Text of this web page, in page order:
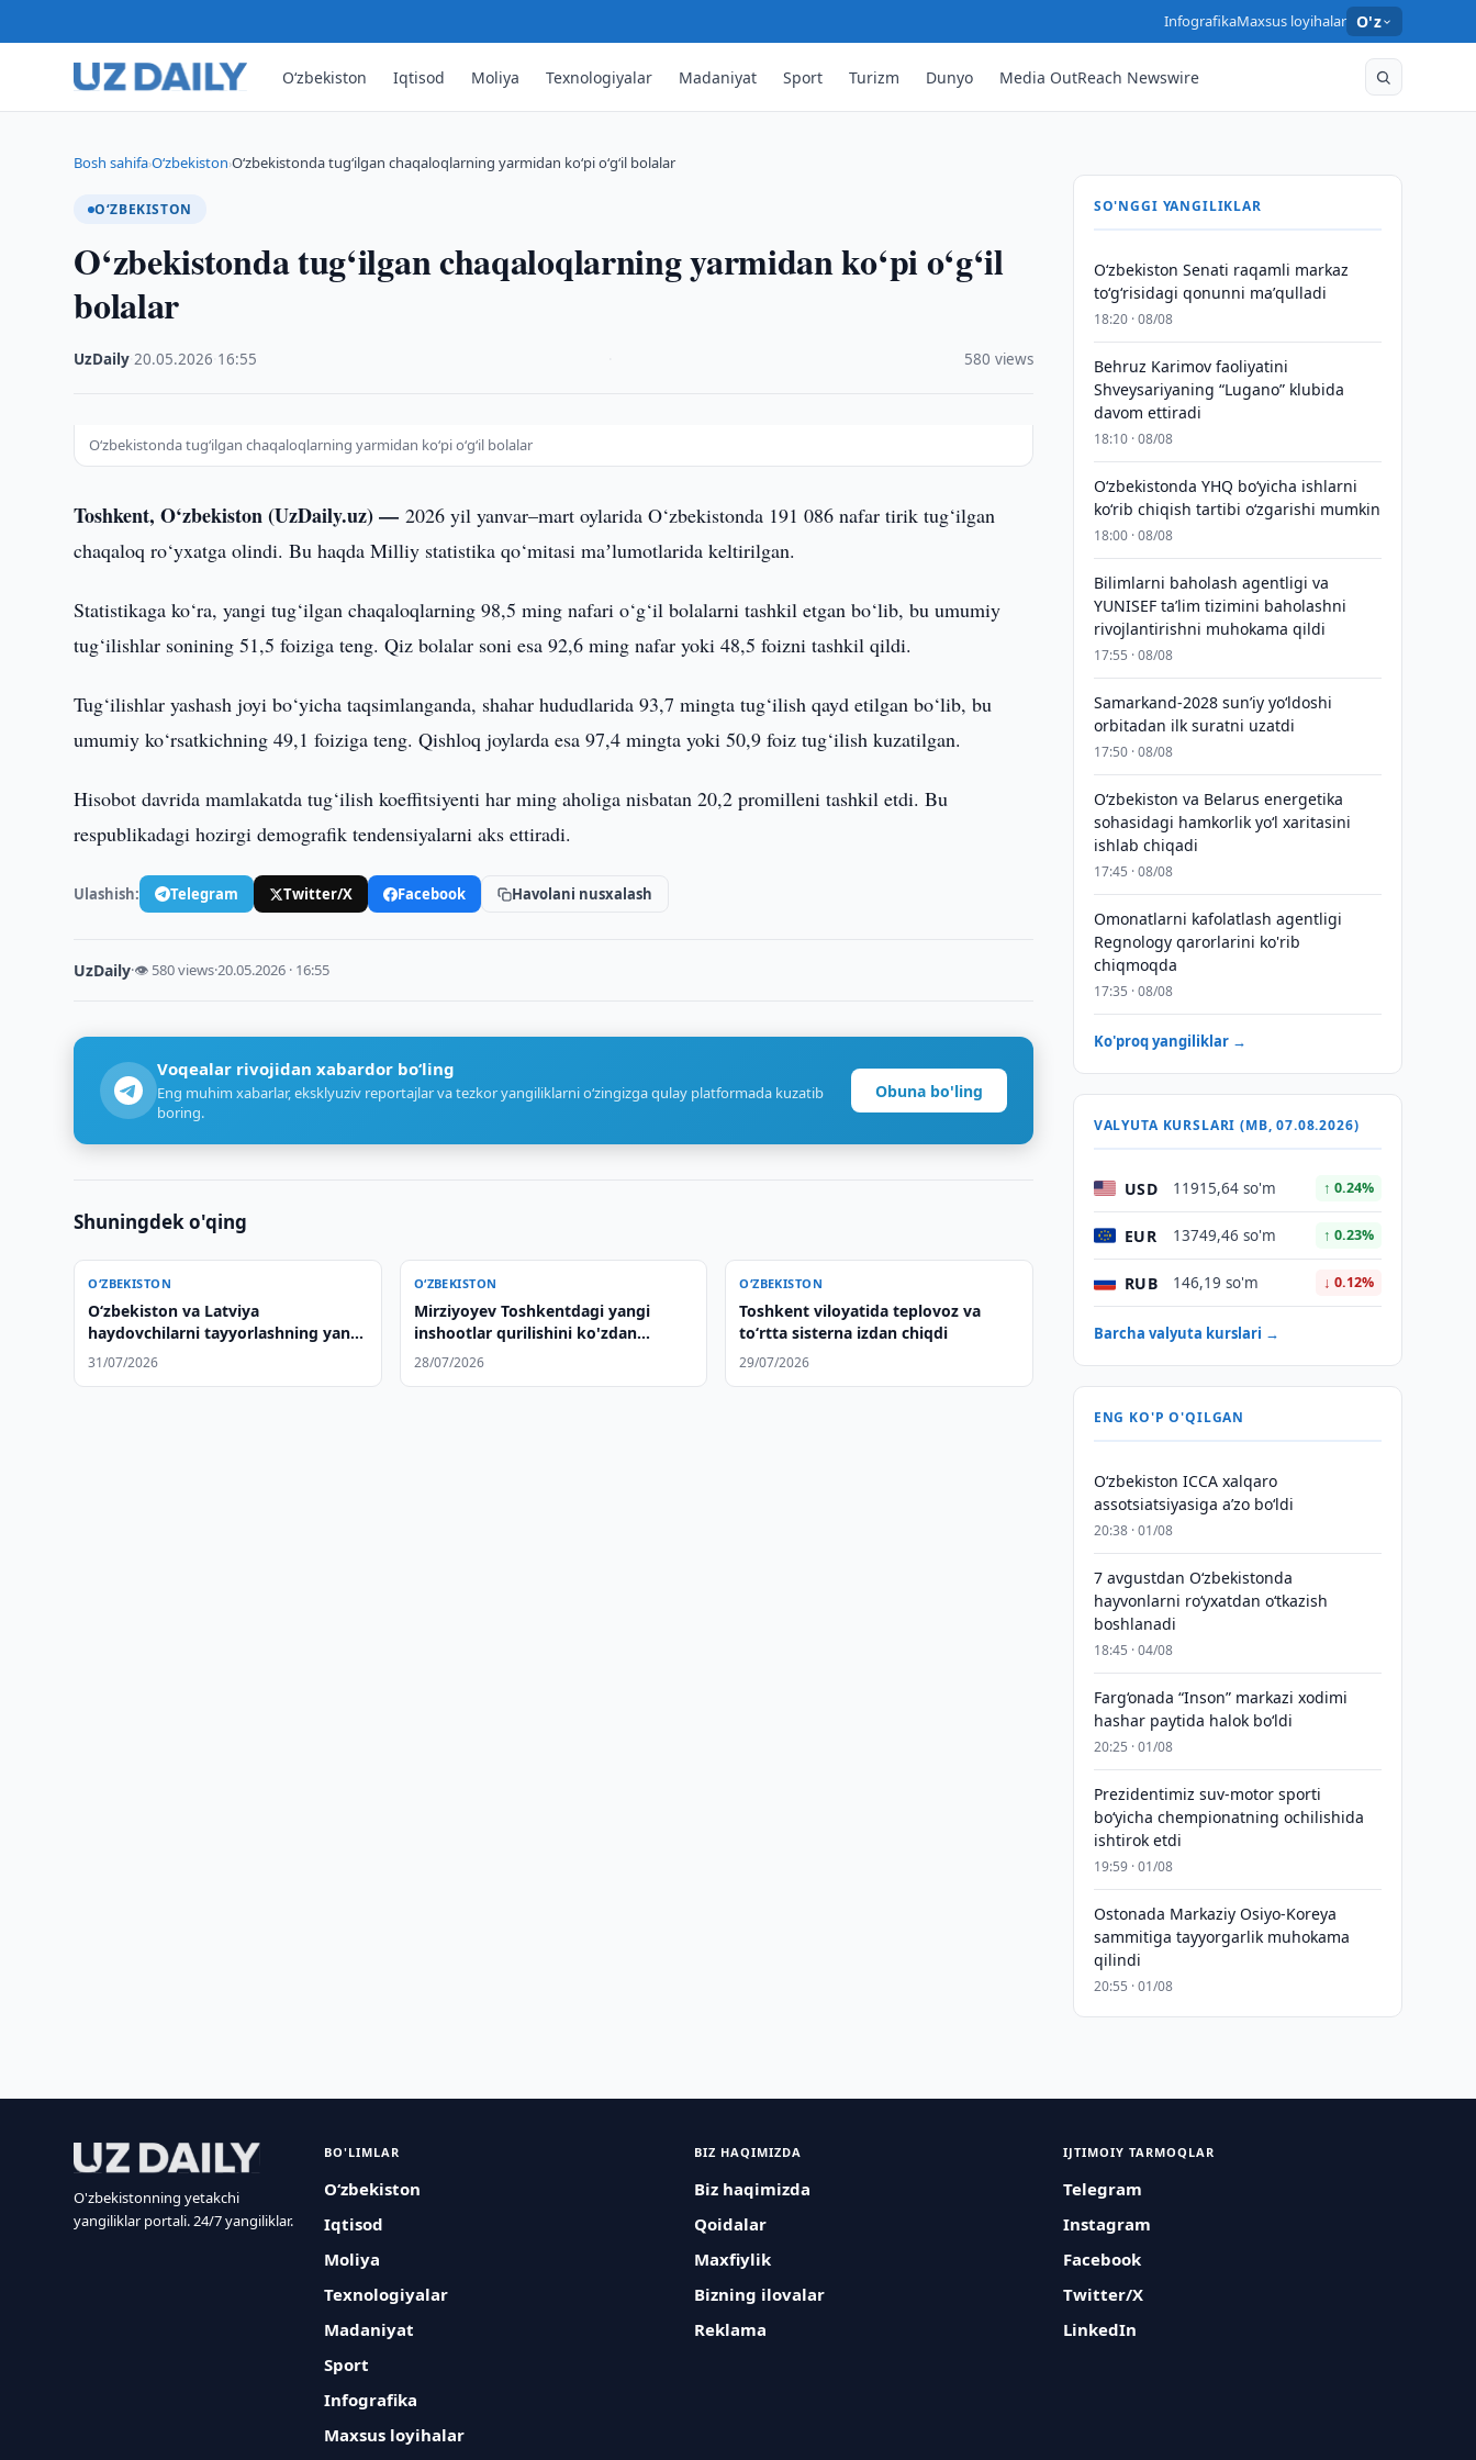
InfografikaMaxsus loyihalar O'z
O‘zbekiston Iqtisod Moliya Texnologiyalar Madaniyat Sport Turizm Dunyo Media OutReach Newswire
Bosh sahifa›O‘zbekiston›O‘zbekistonda tug‘ilgan chaqaloqlarning yarmidan ko‘pi o‘g‘il bolalar
O‘ZBEKISTON
O‘zbekistonda tug‘ilgan chaqaloqlarning yarmidan ko‘pi o‘g‘il
bolalar
UzDaily ·20.05.2026 16:55 580 views
O‘zbekistonda tug‘ilgan chaqaloqlarning yarmidan ko‘pi o‘g‘il bolalar
Toshkent, O‘zbekiston (UzDaily.uz) —2026 yil yanvar–mart oylarida O‘zbekistonda 191 086 nafar tirik tug‘ilgan
chaqaloq ro‘yxatga olindi. Bu haqda Milliy statistika qo‘mitasi maʼlumotlarida keltirilgan.
Statistikaga ko‘ra, yangi tug‘ilgan chaqaloqlarning 98,5 ming nafari o‘g‘il bolalarni tashkil etgan bo‘lib, bu umumiy
tug‘ilishlar sonining 51,5 foiziga teng. Qiz bolalar soni esa 92,6 ming nafar yoki 48,5 foizni tashkil qildi.
Tug‘ilishlar yashash joyi bo‘yicha taqsimlanganda, shahar hududlarida 93,7 mingta tug‘ilish qayd etilgan bo‘lib, bu
umumiy ko‘rsatkichning 49,1 foiziga teng. Qishloq joylarda esa 97,4 mingta yoki 50,9 foiz tug‘ilish kuzatilgan.
Hisobot davrida mamlakatda tug‘ilish koeffitsiyenti har ming aholiga nisbatan 20,2 promilleni tashkil etdi. Bu
respublikadagi hozirgi demografik tendensiyalarni aks ettiradi.
Ulashish: Telegram Twitter/X Facebook Havolani nusxalash
UzDaily·👁 580 views·20.05.2026 · 16:55
Voqealar rivojidan xabardor bo‘ling
Eng muhim xabarlar, eksklyuziv reportajlar va tezkor yangiliklarni o‘zingizga qulay platformada kuzatib
boring.
Obuna bo'ling
Shuningdek o'qing
O‘ZBEKISTON
Oʻzbekiston va Latviya
haydovchilarni tayyorlashning yangi
tizimini tayyorlamoqda
31/07/2026
O‘ZBEKISTON
Mirziyoyev Toshkentdagi yangi
inshootlar qurilishini ko'zdan
kechirdi
28/07/2026
O‘ZBEKISTON
Toshkent viloyatida teplovoz va
to‘rtta sisterna izdan chiqdi
29/07/2026
SO'NGGI YANGILIKLAR
Oʻzbekiston Senati raqamli markaz
toʻgʻrisidagi qonunni maʼqulladi
18:20 · 08/08
Behruz Karimov faoliyatini
Shveysariyaning “Lugano” klubida
davom ettiradi
18:10 · 08/08
O‘zbekistonda YHQ bo‘yicha ishlarni
ko‘rib chiqish tartibi o‘zgarishi mumkin
18:00 · 08/08
Bilimlarni baholash agentligi va
YUNISEF taʼlim tizimini baholashni
rivojlantirishni muhokama qildi
17:55 · 08/08
Samarkand-2028 sunʼiy yo‘ldoshi
orbitadan ilk suratni uzatdi
17:50 · 08/08
Oʻzbekiston va Belarus energetika
sohasidagi hamkorlik yoʻl xaritasini
ishlab chiqadi
17:45 · 08/08
Omonatlarni kafolatlash agentligi
Regnology qarorlarini ko'rib
chiqmoqda
17:35 · 08/08
Ko'proq yangiliklar →
VALYUTA KURSLARI (MB, 07.08.2026)
USD 11915,64 so'm ↑ 0.24%
EUR 13749,46 so'm ↑ 0.23%
RUB 146,19 so'm ↓ 0.12%
Barcha valyuta kurslari →
ENG KO'P O'QILGAN
O‘zbekiston ICCA xalqaro
assotsiatsiyasiga aʼzo bo‘ldi
20:38 · 01/08
7 avgustdan O‘zbekistonda
hayvonlarni ro‘yxatdan o‘tkazish
boshlanadi
18:45 · 04/08
Farg‘onada “Inson” markazi xodimi
hashar paytida halok bo‘ldi
20:25 · 01/08
Prezidentimiz suv-motor sporti
bo‘yicha chempionatning ochilishida
ishtirok etdi
19:59 · 01/08
Ostonada Markaziy Osiyo-Koreya
sammitiga tayyorgarlik muhokama
qilindi
20:55 · 01/08
O'zbekistonning yetakchi
yangiliklar portali. 24/7 yangiliklar.
BO'LIMLAR
O‘zbekiston
Iqtisod
Moliya
Texnologiyalar
Madaniyat
Sport
Infografika
Maxsus loyihalar
BIZ HAQIMIZDA
Biz haqimizda
Qoidalar
Maxfiylik
Bizning ilovalar
Reklama
IJTIMOIY TARMOQLAR
Telegram
Instagram
Facebook
Twitter/X
LinkedIn